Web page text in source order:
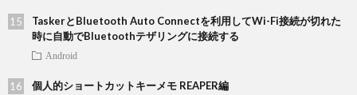
TaskerとBluetooth Auto Connectを利用してWi-Fi接続が切れた
時に自動でBluetoothテザリングに接続する
Android
個人的ショートカットキーメモ REAPER編